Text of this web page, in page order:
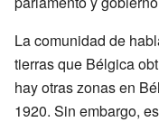
La comunidad de
tierras que Bélgica
hay otras zonas en
1920. Sin embargo,